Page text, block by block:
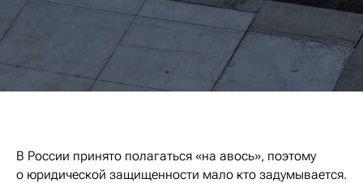
В России принято полагаться «на авось», поэтому
о юридической защищенности мало кто задумывается.